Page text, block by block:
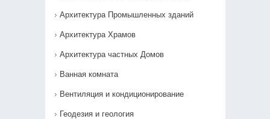
Архитектура Промышленных зданий
Архитектура Храмов
Архитектура частных Домов
Ванная комната
Вентиляция и кондиционирование
Геодезия и геология